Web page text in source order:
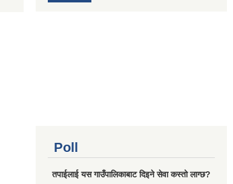
Poll
तपाईलाई यस गाउँपालिकाबाट दिइने सेवा कस्तो लाग्छ?